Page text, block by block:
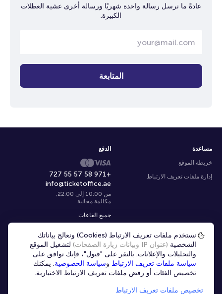
عادةً ما نرسل رسالة واحدة شهريًا ورسالة أخرى عشية العطلات
الكبيرة.
المتابعة
مساعدة
خريطة الموقع
إدارة ملفات تعريف الارتباط
+971 58 57 55 727
info@ticketoffice.ae
من 10:00 إلى 22:00
,
مكالمة مجانية
جميع القاعات
الدفع
اختر المدينة |
Ar
نستخدم ملفات تعريف الارتباط (Cookies) ونعالج بياناتك
الشخصية (عنوان IP وبيانات زيارة الصفحات)
لتشغيل الموقع
والتحليلات والإعلانات. بالنقر على "قبول"، فإنك توافق على
سياسة ملفات تعريف الارتباط وسياسة الخصوصية. يمكنك
تخصيص الفئات أو رفض ملفات تعريف الارتباط الاختيارية.
تخصيص ملفات تعريف الارتباط